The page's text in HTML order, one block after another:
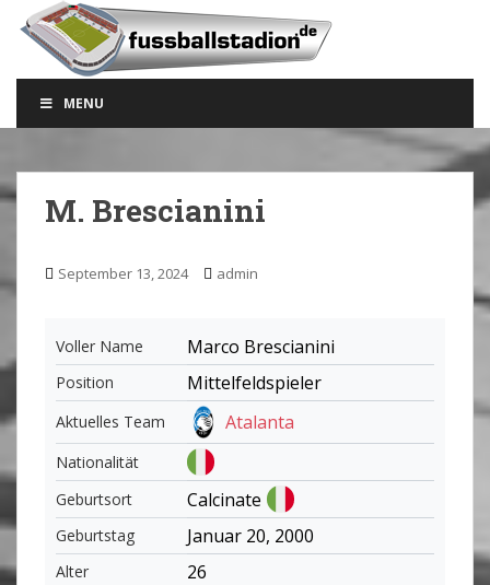
a
o
e
MENU
M. Brescianini
September 13, 2024 admin
Voller Name Marco Brescianini
Position Mittelfeldspieler
Aktuelles Team Atalanta
Nationalität
Geburtsort
Calcinate
Geburtstag Januar 20, 2000
Alter 26